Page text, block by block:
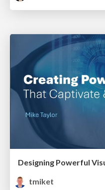
Designing Powerful
tmiket